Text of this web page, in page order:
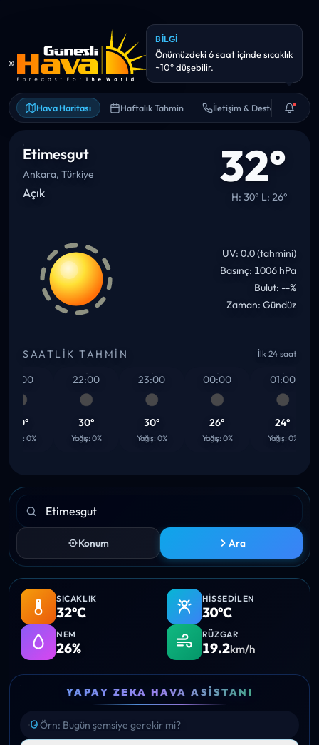
Hava Haritası Haftalık Tahmin İletişim & Destek
BILGI
Önümüzdeki 6 saat içinde sıcaklık
~10° düşebilir.
Etimesgut
Ankara, Türkiye
Açık 32°
H: 30° L: 26°
UV: 0.0 (tahmini)
Basınç: 1006 hPa
Bulut: --%
Zaman: Gündüz
SAATLIK TAHMIN İlk 24 saat
21:00
30°
Yağış: 0%
22:00
30°
Yağış: 0%
23:00
30°
Yağış: 0%
00:00
26°
Yağış: 0%
01:00
24°
Yağış: 0%
Konum Ara
SICAKLIK
32°C
HISSEDILEN
30°C
NEM
26%
RÜZGAR
19.2km/h
YAPAY ZEKA HAVA ASISTANI